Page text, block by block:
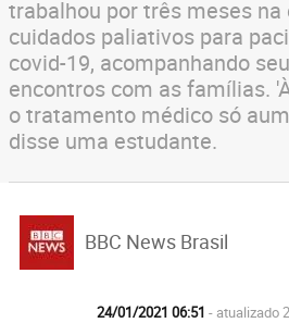
trabalhou por três meses
cuidados paliativos para
covid-19, acompanhando
encontros com as famílias.
o tratamento médico só
disse uma estudante.
BBC News Brasil
24/01/2021 06:51 - atualizado